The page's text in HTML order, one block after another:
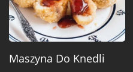
Maszyna Do Knedli